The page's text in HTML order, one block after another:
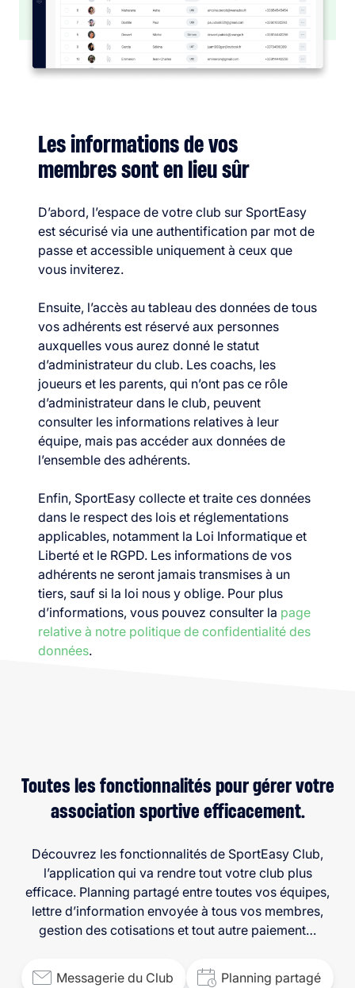
Les informations de vos
membres sont en lieu sûr
D’abord, l’espace de votre club sur SportEasy
est sécurisé via une authentification par mot de
passe et accessible uniquement à ceux que
vous inviterez.
Ensuite, l’accès au tableau des données de tous
vos adhérents est réservé aux personnes
auxquelles vous aurez donné le statut
d’administrateur du club. Les coachs, les
joueurs et les parents, qui n’ont pas ce rôle
d’administrateur dans le club, peuvent
consulter les informations relatives à leur
équipe, mais pas accéder aux données de
l’ensemble des adhérents.
Enfin, SportEasy collecte et traite ces données
dans le respect des lois et réglementations
applicables, notamment la Loi Informatique et
Liberté et le RGPD. Les informations de vos
adhérents ne seront jamais transmises à un
tiers, sauf si la loi nous y oblige. Pour plus
d’informations, vous pouvez consulter la page
relative à notre politique de confidentialité des
données.
Toutes les fonctionnalités pour gérer votre
association sportive efficacement.
Découvrez les fonctionnalités de SportEasy Club,
l’application qui va rendre tout votre club plus
efficace. Planning partagé entre toutes vos équipes,
lettre d’information envoyée à tous vos membres,
gestion des cotisations et tout autre paiement…
Messagerie du Club Planning partagé